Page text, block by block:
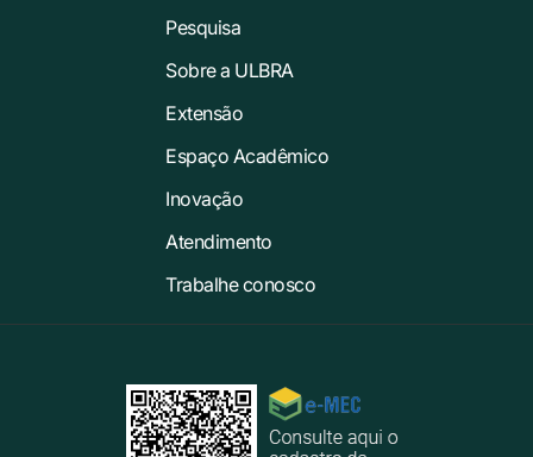
Pesquisa
Sobre a ULBRA
Extensão
Espaço Acadêmico
Inovação
Atendimento
Trabalhe conosco